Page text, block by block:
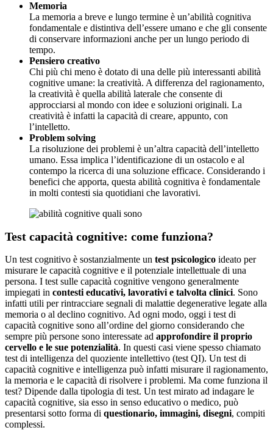
Memoria
La memoria a breve e lungo termine è un’abilità cognitiva
fondamentale e distintiva dell’essere umano e che gli consente
di conservare informazioni anche per un lungo periodo di
tempo.
Pensiero creativo
Chi più chi meno è dotato di una delle più interessanti abilità
cognitive umane: la creatività. A differenza del ragionamento,
la creatività è quella abilità laterale che consente di
approcciarsi al mondo con idee e soluzioni originali. La
creatività è infatti la capacità di creare, appunto, con
l’intelletto.
Problem solving
La risoluzione dei problemi è un’altra capacità dell’intelletto
umano. Essa implica l’identificazione di un ostacolo e al
contempo la ricerca di una soluzione efficace. Considerando i
benefici che apporta, questa abilità cognitiva è fondamentale
in molti contesti sia quotidiani che lavorativi.
Test capacità cognitive: come funziona?
Un test cognitivo è sostanzialmente un test psicologico ideato per
misurare le capacità cognitive e il potenziale intellettuale di una
persona. I test sulle capacità cognitive vengono generalmente
impiegati in contesti educativi, lavorativi e talvolta clinici. Sono
infatti utili per rintracciare segnali di malattie degenerative legate alla
memoria o al declino cognitivo. Ad ogni modo, oggi i test di
capacità cognitive sono all’ordine del giorno considerando che
sempre più persone sono interessate ad approfondire il proprio
cervello e le sue potenzialità. In questi casi viene spesso chiamato
test di intelligenza del quoziente intellettivo (test QI). Un test di
capacità cognitive e intelligenza può infatti misurare il ragionamento,
la memoria e le capacità di risolvere i problemi. Ma come funziona il
test? Dipende dalla tipologia di test. Un test mirato ad indagare le
capacità cognitive, sia esso in senso educativo o medico, può
presentarsi sotto forma di questionario, immagini, disegni, compiti
complessi.